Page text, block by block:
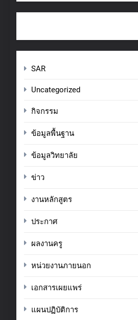
SAR
Uncategorized
กิจกรรม
ข้อมูลพื้นฐาน
ข้อมูลวิทยาลัย
ข่าว
งานหลักสูตร
ประกาศ
ผลงานครู
หน่วยงานภายนอก
เอกสารเผยแพร่
แผนปฏิบัติการ